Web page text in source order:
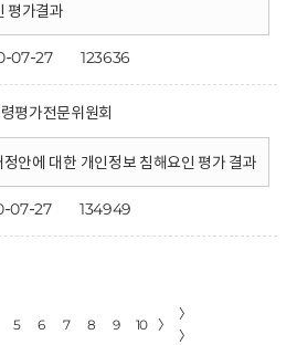
평가결과
07-27 123636
평가전문위원회
정안에 대한 개인정보 침해요인 평가 결과
07-27 134949
5 6 7 8 9 10 〉
〉
〉